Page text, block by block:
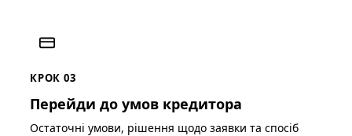
КРОК 03
Перейди до умов кредитора
Остаточні умови, рішення щодо заявки та спосіб